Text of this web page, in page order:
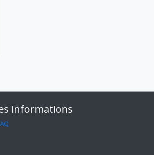
informations